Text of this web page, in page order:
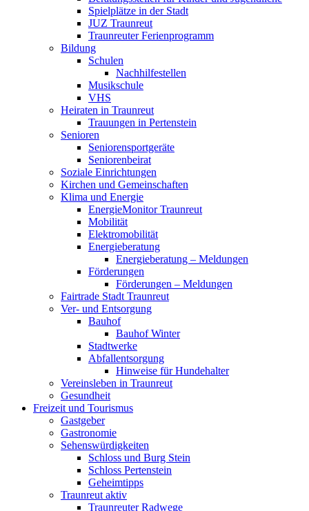
Spielplätze in der Stadt
JUZ Traunreut
Traunreuter Ferienprogramm
Bildung
Schulen
Nachhilfestellen
Musikschule
VHS
Heiraten in Traunreut
Trauungen in Pertenstein
Senioren
Seniorensportgeräte
Seniorenbeirat
Soziale Einrichtungen
Kirchen und Gemeinschaften
Klima und Energie
EnergieMonitor Traunreut
Mobilität
Elektromobilität
Energieberatung
Energieberatung – Meldungen
Förderungen
Förderungen – Meldungen
Fairtrade Stadt Traunreut
Ver- und Entsorgung
Bauhof
Bauhof Winter
Stadtwerke
Abfallentsorgung
Hinweise für Hundehalter
Vereinsleben in Traunreut
Gesundheit
Freizeit und Tourismus
Gastgeber
Gastronomie
Sehenswürdigkeiten
Schloss und Burg Stein
Schloss Pertenstein
Geheimtipps
Traunreut aktiv
Traunreuter Radwege